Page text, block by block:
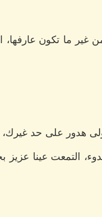
غير ما تكون
هدور على حد غيرك،
التمعت عينا